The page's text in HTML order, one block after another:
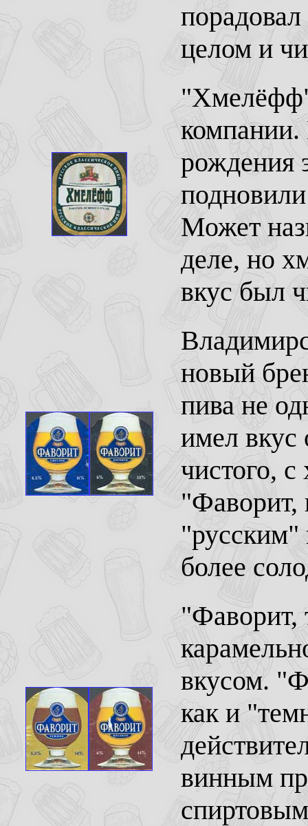
целом и
"Хмелёфф"
рождения
Может
деле, но
вкус был
новый
пива не
имел вкус
чистого,
"Фаворит,
более
"Фаворит,
вкусом.
как и
винным